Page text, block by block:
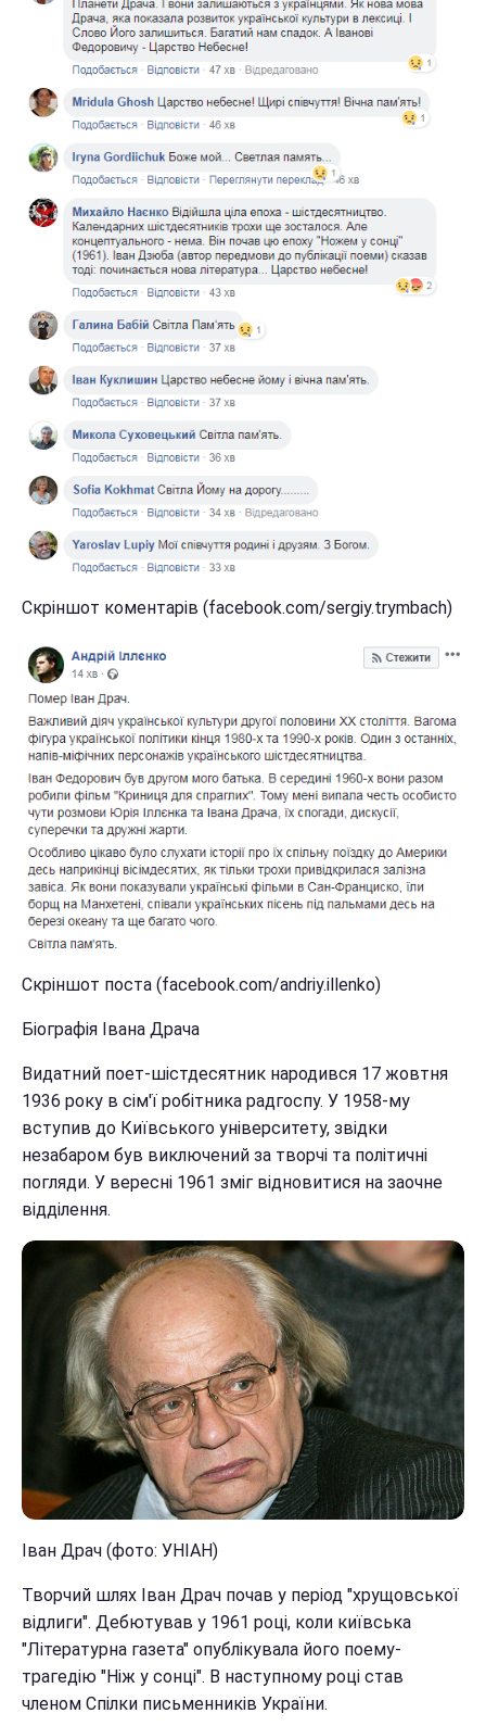
Скріншот коментарів (facebook.com/sergiy.trymbach)
Скріншот поста (facebook.com/andriy.illenko)
Біографія Івана Драча
Видатний поет-шістдесятник народився 17 жовтня
1936 року в сім'ї робітника радгоспу. У 1958-му
вступив до Київського університету, звідки
незабаром був виключений за творчі та політичні
погляди. У вересні 1961 зміг відновитися на заочне
відділення.
Іван Драч (фото: УНІАН)
Творчий шлях Іван Драч почав у період "хрущовської
відлиги". Дебютував у 1961 році, коли київська
"Літературна газета" опублікувала його поему-
трагедію "Ніж у сонці". В наступному році став
членом Спілки письменників України.